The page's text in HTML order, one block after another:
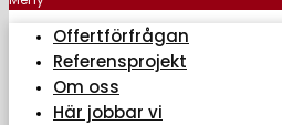
Offertförfrågan
Referensprojekt
Om oss
Här jobbar vi